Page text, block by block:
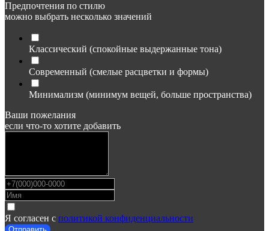
Предпочтения по стилю
можно выбрать несколько значений
Классический (спокойные выдержанные тона)
Современный (смелые расцветки и формы)
Минимализм (минимум вещей, больше пространства)
Ваши пожелания
если что-то хотите добавить
Я согласен с политикой конфиденциальности